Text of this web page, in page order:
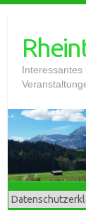
content
Interessantes